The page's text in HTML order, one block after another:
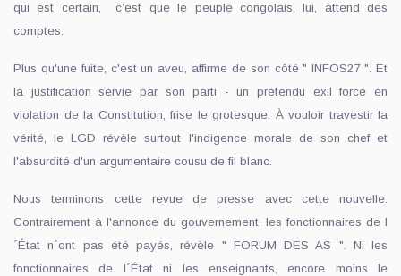
qui est certain, c’est que le peuple congolais, lui, attend des
comptes.
Plus qu'une fuite, c'est un aveu, affirme de son côté " INFOS27 ". Et
la justification servie par son parti - un prétendu exil forcé en
violation de la Constitution, frise le grotesque. À vouloir travestir la
vérité, le LGD révèle surtout l'indigence morale de son chef et
l'absurdité d'un argumentaire cousu de fil blanc.
Nous terminons cette revue de presse avec cette nouvelle.
Contrairement à l'annonce du gouvernement, les fonctionnaires de l
´État n´ont pas été payés, révèle " FORUM DES AS ". Ni les
fonctionnaires de l´État ni les enseignants, encore moins le